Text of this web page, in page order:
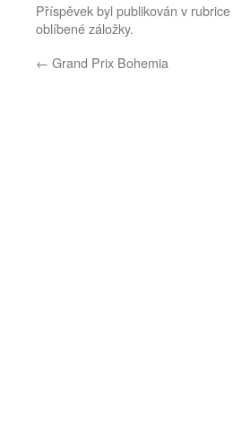
Příspěvek byl publikován v rubrice
oblíbené záložky.
← Grand Prix Bohemia